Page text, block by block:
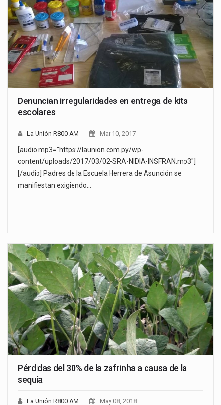
Denuncian irregularidades en entrega de kits
escolares
La Unión R800 AM Mar 10, 2017
[audio mp3="https://launion.com.py/wp-
content/uploads/2017/03/02-SRA-NIDIA-INSFRAN.mp3"]
[/audio] Padres de la Escuela Herrera de Asunción se
manifiestan exigiendo…
Pérdidas del 30% de la zafrinha a causa de la
sequía
La Unión R800 AM May 08, 2018